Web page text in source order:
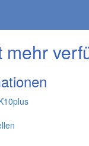
mehr